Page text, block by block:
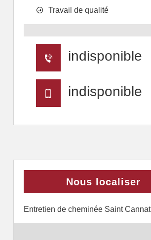
Travail de qualité
indisponible
indisponible
Nous localiser
Entretien de cheminée Saint Cannat